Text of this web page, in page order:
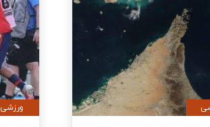
سیاسی